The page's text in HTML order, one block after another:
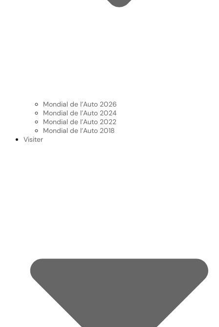
Mondial de l’Auto 2026
Mondial de l’Auto 2024
Mondial de l’Auto 2022
Mondial de l’Auto 2018
Visiter